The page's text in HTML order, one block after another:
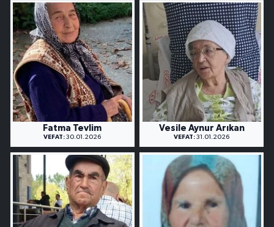
Fatma Tevlim
VEFAT: 30.01.2026
Vesile Aynur Arıkan
VEFAT: 31.01.2026